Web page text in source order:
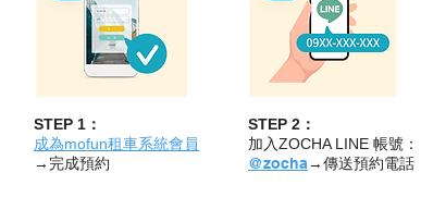
屏東、小時、機車、屏東縣、24、租機車、同站、07、08、236、ZOCHA、台東、哈囉、屏東市、屏東站、旅遊、日租、時間、東港、無人店
用ㄒ屏東火車站租機車ptt、屏東租機車dcard、屏東火車站租車推薦、屏東租機車甲租乙還、屏東租機車多少錢、屏東租機車推薦、屏東火車
站、推薦、dcard、ptt、共享機車、價格、機車、租乙、租汽車、租車、費用、潮州、出租、多少、屏東租機車、屏東租汽車、潮州火車站租
機車ptt、屏東火車站租機車dcard、屏東、小時、機車、屏東縣、24、租機車、同站、07、08、236、ZOCHA、台東、哈囉、屏東市、屏東站
屏東火車站機車出租、屏東租機車費用ㄒ屏東火車站租機車ptt、屏東租機車dcard、屏東火車站租車推薦、屏東租機車甲租乙還、屏東租機車多
屏東、小時、機車、屏東縣、24、租機車、同站、07、08、236、ZOCHA、台東、哈囉、屏東市、屏東站、旅遊、日租、時間、東港、無人店
用ㄒ屏東火車站租機車ptt、屏東租機車dcard、屏東火車站租車推薦、屏東租機車甲租乙還、屏東租機車多少錢、屏東租機車推薦、屏東火車
站、推薦、dcard、ptt、共享機車、價格、機車、租乙、租汽車、租車、費用、潮州、出租、多少、屏東租機車、屏東租汽車、潮州火車站租
機車ptt、屏東火車站租機車dcard、屏東、小時、機車、屏東縣、24、租機車、同站、07、08、236、ZOCHA、台東、哈囉、屏東市、屏東站
屏東火車站機車出租、屏東租機車費用ㄒ屏東火車站租機車ptt、屏東租機車dcard、屏東火車站租車推薦、屏東租機車甲租乙還、屏東租機車多
STEP 1：
成為mofun租車系統會員
→完成預約
STEP 2：
加入ZOCHA LINE 帳號：
@zocha→傳送預約電話